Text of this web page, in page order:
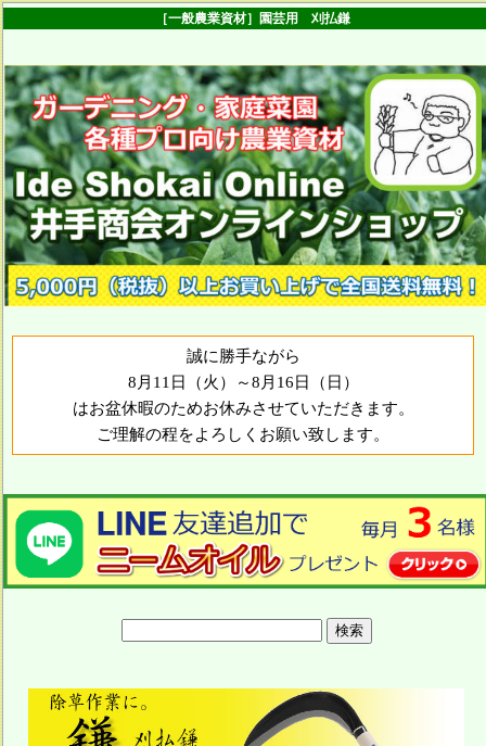
［一般農業資材］園芸用 刈払鎌
誠に勝手ながら
8月11日（火）～8月16日（日）
はお盆休暇のためお休みさせていただきます。
ご理解の程をよろしくお願い致します。